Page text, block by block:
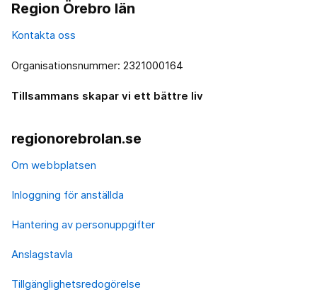
Region Örebro län
Kontakta oss
Organisationsnummer: 2321000164
Tillsammans skapar vi ett bättre liv
regionorebrolan.se
Om webbplatsen
Inloggning för anställda
Hantering av personuppgifter
Anslagstavla
Tillgänglighetsredogörelse